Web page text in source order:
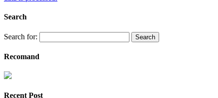
Search
Search for:
Recomand
Recent Post